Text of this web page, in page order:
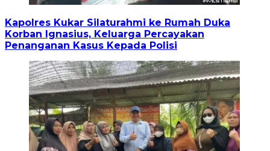
Kapolres Kukar Silaturahmi ke Rumah Duka
Korban Ignasius, Keluarga Percayakan
Penanganan Kasus Kepada Polisi